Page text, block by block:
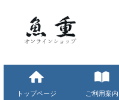
トップページ ご利用案内